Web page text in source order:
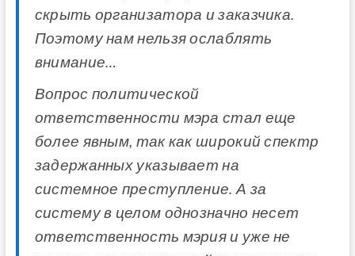
скрыть организатора и заказчика.
Поэтому нам нельзя ослаблять
внимание…
Вопрос политической
ответственности мэра стал еще
более явным, так как широкий спектр
задержанных указывает на
системное преступление. А за
систему в целом однозначно несет
ответственность мэрия и уже не